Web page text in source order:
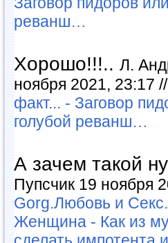
реванш…
Хорошо!!!.. Л.
ноября 2021, 23:17 //
факт... - Заговор
голубой реванш…
А зачем такой
Пупсчик 19 ноября
Gorg.Любовь и
Женщина - Как из